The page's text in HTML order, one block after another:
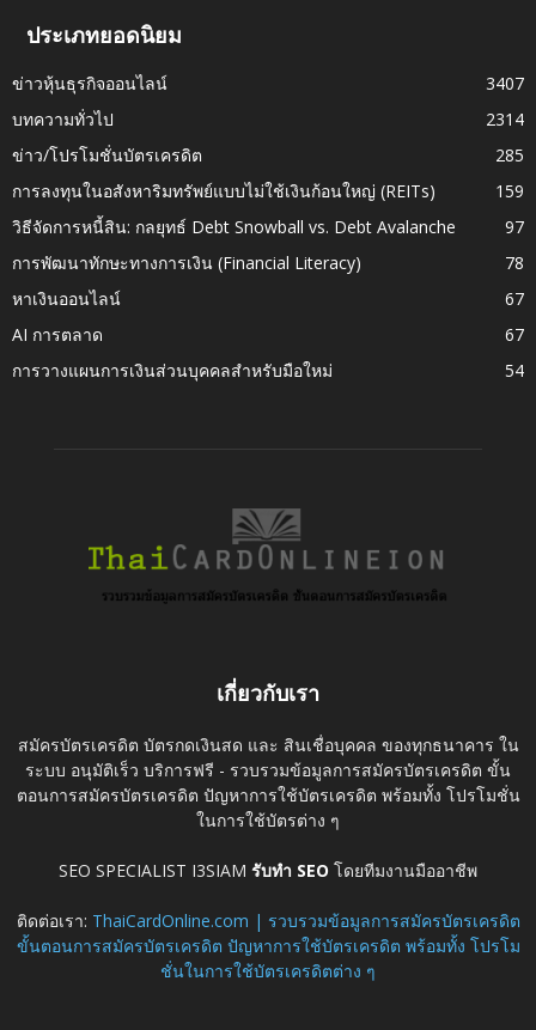
ประเภทยอดนิยม
ข่าวหุ้นธุรกิจออนไลน์
3407
บทความทั่วไป
2314
ข่าว/โปรโมชั่นบัตรเครดิต
285
การลงทุนในอสังหาริมทรัพย์แบบไม่ใช้เงินก้อนใหญ่ (REITs)
159
วิธีจัดการหนี้สิน: กลยุทธ์ Debt Snowball vs. Debt Avalanche
97
การพัฒนาทักษะทางการเงิน (Financial Literacy)
78
หาเงินออนไลน์
67
AI การตลาด
67
การวางแผนการเงินส่วนบุคคลสำหรับมือใหม่
54
เกี่ยวกับเรา
สมัครบัตรเครดิต บัตรกดเงินสด และ สินเชื่อบุคคล ของทุกธนาคาร ใน
ระบบ อนุมัติเร็ว บริการฟรี - รวบรวมข้อมูลการสมัครบัตรเครดิต ขั้น
ตอนการสมัครบัตรเครดิต ปัญหาการใช้บัตรเครดิต พร้อมทั้ง โปรโมชั่น
ในการใช้บัตรต่าง ๆ
SEO SPECIALIST I3SIAM รับทำ SEO โดยทีมงานมืออาชีพ
ติดต่อเรา: ThaiCardOnline.com | รวบรวมข้อมูลการสมัครบัตรเครดิต
ขั้นตอนการสมัครบัตรเครดิต ปัญหาการใช้บัตรเครดิต พร้อมทั้ง โปรโม
ชั่นในการใช้บัตรเครดิตต่าง ๆ